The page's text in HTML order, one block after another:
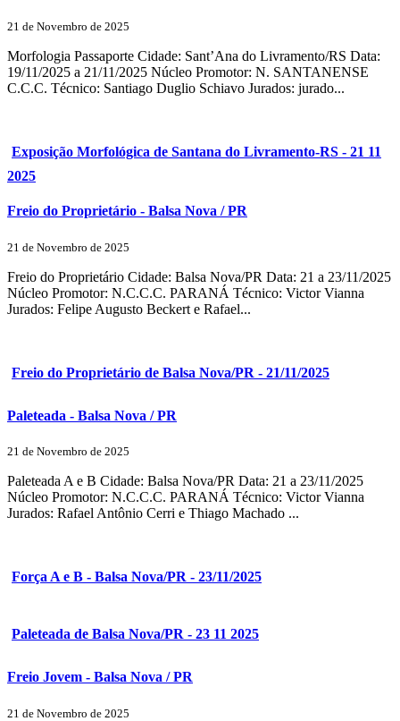
21 de Novembro de 2025
Morfologia Passaporte Cidade: Sant’Ana do Livramento/RS Data:
19/11/2025 a 21/11/2025 Núcleo Promotor: N. SANTANENSE
C.C.C. Técnico: Santiago Duglio Schiavo Jurados: jurado...
Exposição Morfológica de Santana do Livramento-RS - 21 11
2025
Freio do Proprietário - Balsa Nova / PR
21 de Novembro de 2025
Freio do Proprietário Cidade: Balsa Nova/PR Data: 21 a 23/11/2025
Núcleo Promotor: N.C.C.C. PARANÁ Técnico: Victor Vianna
Jurados: Felipe Augusto Beckert e Rafael...
Freio do Proprietário de Balsa Nova/PR - 21/11/2025
Paleteada - Balsa Nova / PR
21 de Novembro de 2025
Paleteada A e B Cidade: Balsa Nova/PR Data: 21 a 23/11/2025
Núcleo Promotor: N.C.C.C. PARANÁ Técnico: Victor Vianna
Jurados: Rafael Antônio Cerri e Thiago Machado ...
Força A e B - Balsa Nova/PR - 23/11/2025
Paleteada de Balsa Nova/PR - 23 11 2025
Freio Jovem - Balsa Nova / PR
21 de Novembro de 2025